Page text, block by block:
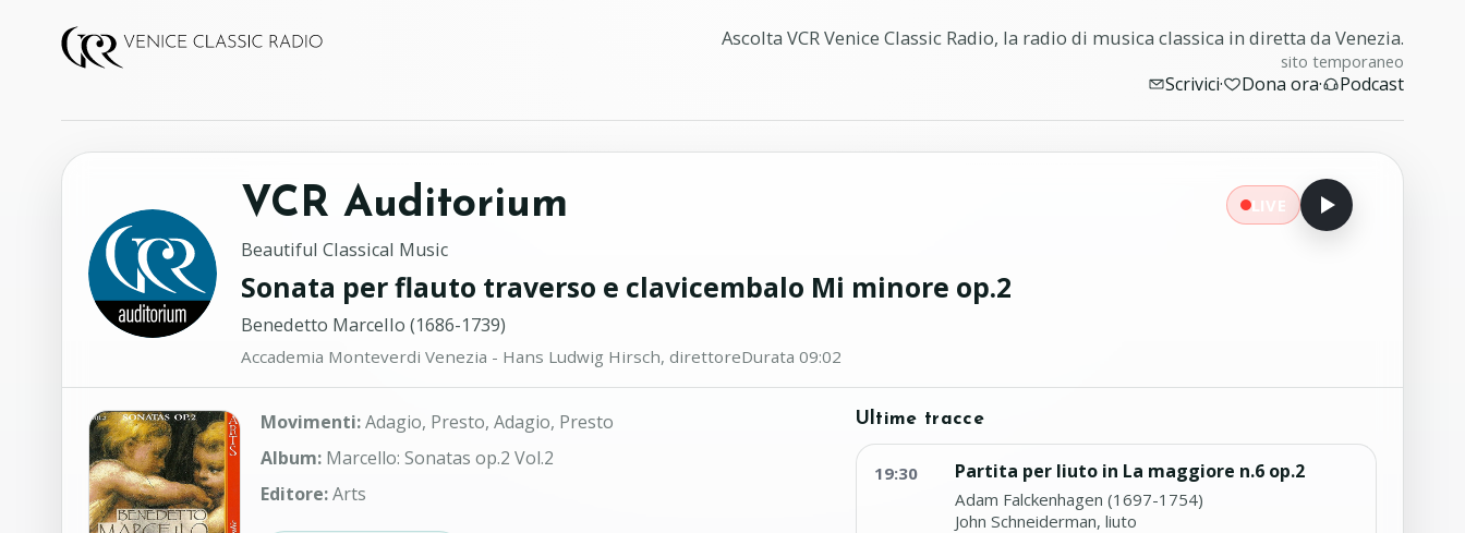
Ascolta VCR Venice Classic Radio, la radio di musica classica in diretta da Venezia.
sito temporaneo
Scrivici· Dona ora· Podcast
VCR Auditorium LIVE
Beautiful Classical Music
Sonata per flauto traverso e clavicembalo Mi minore op.2
Benedetto Marcello (1686-1739)
Accademia Monteverdi Venezia - Hans Ludwig Hirsch, direttoreDurata 09:02
Movimenti:Adagio, Presto, Adagio, Presto
Album: Marcello: Sonatas op.2 Vol.2
Editore:Arts
Ultime tracce
19:30 Partita per liuto in La maggiore n.6 op.2
Adam Falckenhagen (1697-1754)
John Schneiderman, liuto